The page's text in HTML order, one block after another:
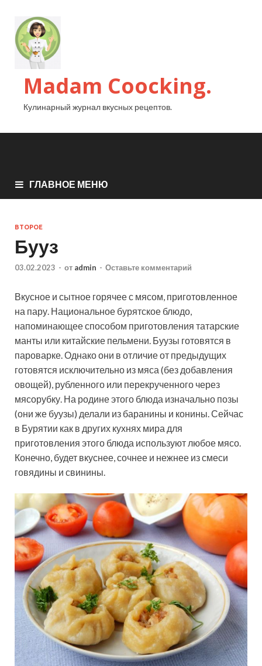
Madam Coocking.
Кулинарный журнал вкусных рецептов.
ГЛАВНОЕ МЕНЮ
ВТОРОЕ
Бууз
03.02.2023 - от admin - Оставьте комментарий
Вкусное и сытное горячее с мясом, приготовленное
на пару. Национальное бурятское блюдо,
напоминающее способом приготовления татарские
манты или китайские пельмени. Буузы готовятся в
пароварке. Однако они в отличие от предыдущих
готовятся исключительно из мяса (без добавления
овощей), рубленного или перекрученного через
мясорубку. На родине этого блюда изначально позы
(они же буузы) делали из баранины и конины. Сейчас
в Бурятии как в других кухнях мира для
приготовления этого блюда используют любое мясо.
Конечно, будет вкуснее, сочнее и нежнее из смеси
говядины и свинины.